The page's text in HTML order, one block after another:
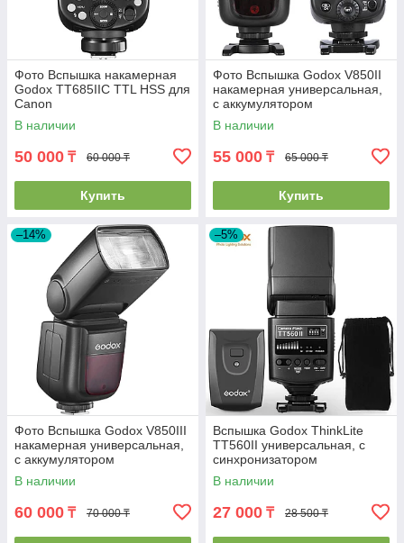
Фото Вспышка накамерная
Godox TT685IIС TTL HSS для
Canon
В наличии
50 000 ₸ 60 000 ₸
Купить
Фото Вспышка Godox V850II
накамерная универсальная,
с аккумулятором
В наличии
55 000 ₸ 65 000 ₸
Купить
–14%
Фото Вспышка Godox V850III
накамерная универсальная,
с аккумулятором
В наличии
60 000 ₸ 70 000 ₸
–5%
Вспышка Godox ThinkLite
TT560II универсальная, с
синхронизатором
В наличии
27 000 ₸ 28 500 ₸